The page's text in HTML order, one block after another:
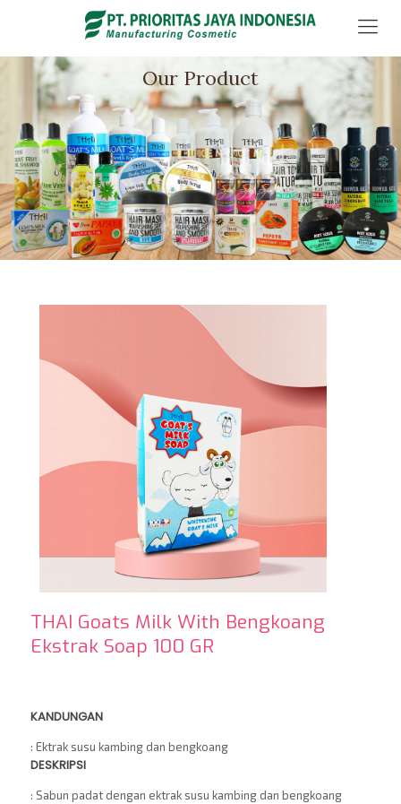
Our Product
THAI Goats Milk With Bengkoang
Ekstrak Soap 100 GR
KANDUNGAN
: Ektrak susu kambing dan bengkoang
DESKRIPSI
: Sabun padat dengan ektrak susu kambing dan bengkoang